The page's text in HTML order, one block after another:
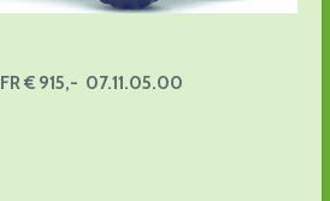
€ 915,- 07.11.05.00